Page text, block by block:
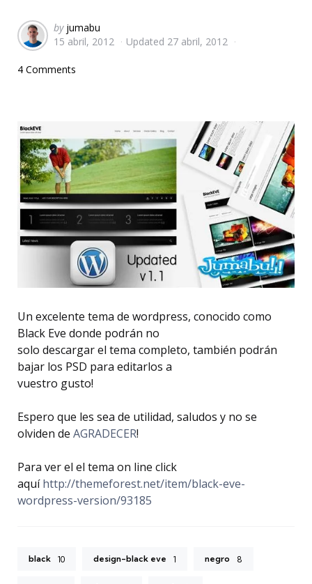
Posted
by
by jumabu
15 abril, 2012
Updated 27 abril, 2012
4 Comments
Un excelente tema de wordpress, conocido como
Black Eve donde podrán no
solo descargar el tema completo, también podrán
bajar los PSD para editarlos a
vuestro gusto!
Espero que les sea de utilidad, saludos y no se
olviden de AGRADECER!
Para ver el el tema on line click
aquíhttp://themeforest.net/item/black-eve-
wordpress-version/93185
black 10 design-black eve 1 negro 8